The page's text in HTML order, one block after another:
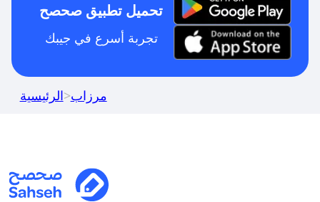
تحميل تطبيق صحصح
تجربة أسرع في جيبك
الرئيسية>مرزاب